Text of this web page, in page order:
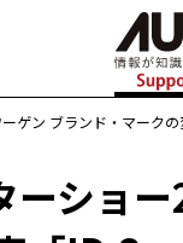
ゲン ブランド・マークの
ショ